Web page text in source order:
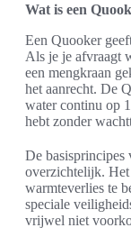
Wat is een
Een Quooker
Als je je afvraagt
een mengkraan
het aanrecht. De
water continu op
hebt zonder
De basisprincipes
overzichtelijk.
warmteverlies te
speciale
vrijwel niet